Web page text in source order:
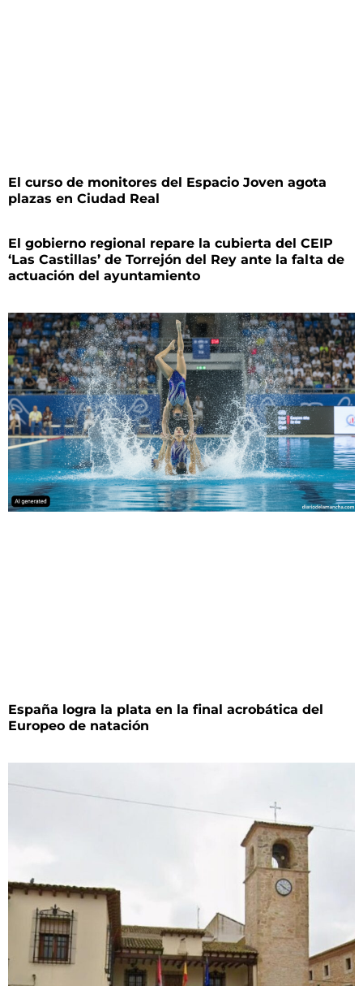
El curso de monitores del Espacio Joven agota
plazas en Ciudad Real
El gobierno regional repare la cubierta del CEIP
‘Las Castillas’ de Torrejón del Rey ante la falta de
actuación del ayuntamiento
España logra la plata en la final acrobática del
Europeo de natación